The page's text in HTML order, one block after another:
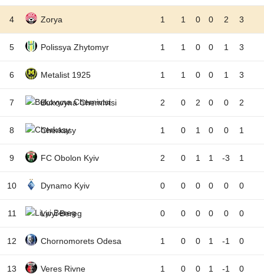
4 Zorya 1 1 0 0 2 3
5 Polissya Zhytomyr 1 1 0 0 1 3
6 Metalist 1925 1 1 0 0 1 3
7 Bukovyna Chernivtsi 2 0 2 0 0 2
8 Cherkasy 1 0 1 0 0 1
9 FC Obolon Kyiv 2 0 1 1 -3 1
10 Dynamo Kyiv 0 0 0 0 0 0
11 Livyi Bereg 0 0 0 0 0 0
12 Chornomorets Odesa 1 0 0 1 -1 0
13 Veres Rivne 1 0 0 1 -1 0